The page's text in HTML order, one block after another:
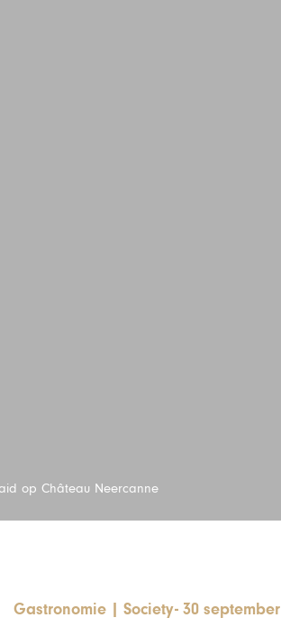
op Château Neercanne
Gastronomie | Society- 30 september